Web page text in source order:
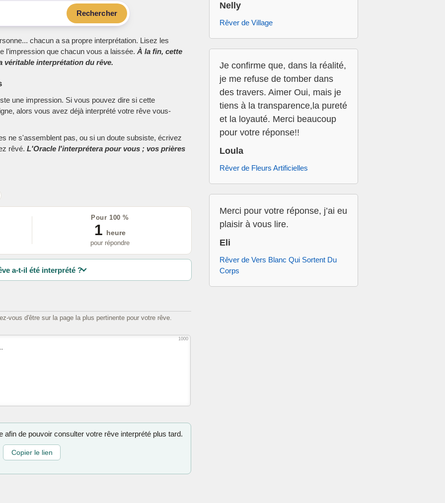
Rechercher
chacun a sa propre interprétation. Lisez les
l’impression que chacun vous a laissée. À la fin, cette
véritable interprétation du rêve.
une impression. Si vous pouvez dire si cette
alors vous avez déjà interprété votre rêve vous-
ne s'assemblent pas, ou si un doute subsiste, écrivez
rêvé. L'Oracle l'interprétera pour vous ; vos prières
Pour 100 %
1
heure
pour répondre
a-t-il été interprété ?
vous d'être sur la page la plus pertinente pour votre rêve.
1000
afin de pouvoir consulter votre rêve interprété plus tard.
Copier le lien
Nelly
Rêver de Village
Je confirme que, dans la réalité,
je me refuse de tomber dans
des travers. Aimer Oui, mais je
tiens à la transparence,la pureté
et la loyauté. Merci beaucoup
pour votre réponse!!
Loula
Rêver de Fleurs Artificielles
Merci pour votre réponse, j’ai eu
plaisir à vous lire.
Eli
Rêver de Vers Blanc Qui Sortent Du
Corps